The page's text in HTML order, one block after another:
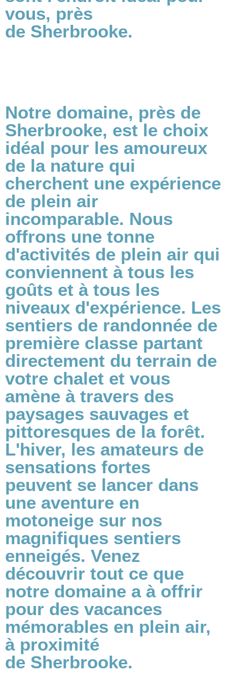
vous, près
de Sherbrooke.
Notre domaine, près de
Sherbrooke, est le choix
idéal pour les amoureux
de la nature qui
cherchent une expérience
de plein air
incomparable. Nous
offrons une tonne
d'activités de plein air qui
conviennent à tous les
goûts et à tous les
niveaux d'expérience. Les
sentiers de randonnée de
première classe partant
directement du terrain de
votre chalet et vous
amène à travers des
paysages sauvages et
pittoresques de la forêt.
L'hiver, les amateurs de
sensations fortes
peuvent se lancer dans
une aventure en
motoneige sur nos
magnifiques sentiers
enneigés. Venez
découvrir tout ce que
notre domaine a à offrir
pour des vacances
mémorables en plein air,
à proximité
de Sherbrooke.